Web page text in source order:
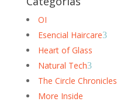
OI
Esencial Haircare3
Heart of Glass
Natural Tech3
The Circle Chronicles
More Inside